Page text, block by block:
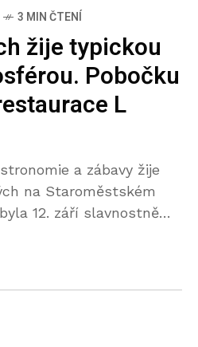
3 MIN ČTENÍ
žije typickou
Pobočku
L
a zábavy žije
na Staroměstském
12. září slavnostně
na Masaryčce a